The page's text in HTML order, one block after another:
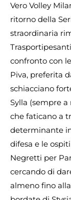
Vero Volley
ritorno della
straordinaria
confronto con
Piva, preferita
schiacciano
Sylla (sempre
che faticano a
determinante
difesa e le
Negretti per
cercando di
almeno fino